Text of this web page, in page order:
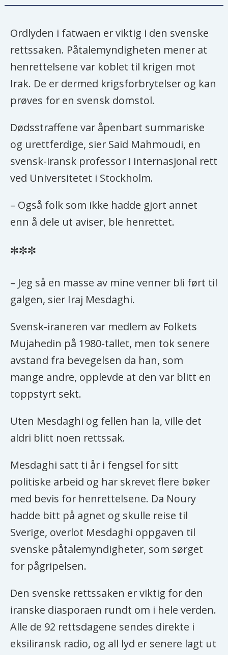
Den ble opprettet i 1965 da den
kjempet mot sjahens monarki.
Etter revolusjonen i 1979 vendte den
seg imot ayatollah Khomeinis
Bevegelsen beskyldes for væpnede
angrep med mange dødsofre i Iran.
Folkets Mujahedin hadde mange
sympatisører blant studenter i Iran.
Bevegelsen mistet likevel støtte da
den stilte seg på den irakiske
under krigen mot hjemlandet i
base i Irak.
Fordi Folkets Mujahedin sto bak et
stort antall angrep mot Iran fra Irak
i 1988, ga Khomeini ordre om
massehenrettelse av bevegelsens
mange fengslede sympatisører.
Lederen Massoud Rajavi er ikke blitt
sett siden USA invaderte Irak i 2003.
Bevegelsen er i ettertid ledet av
Folkets Mujahedin var
terrorstemplet i USA til 2012 og av
EU til 2009.
Medlemmer som bodde på basen i
Irak, har senere fått et fristed i
Albania.
eksil blir stadig mer sektlignende,
med en personkult rundt Rajavi. Det
er løgner det iranske regimet har
spredd, sier organisasjonen selv.
Ordlyden i fatwaen er viktig i den svenske
rettssaken. Påtalemyndigheten mener at
henrettelsene var koblet til krigen mot
Irak. De er dermed krigsforbrytelser og kan
prøves for en svensk domstol.
Dødsstraffene var åpenbart summariske
og urettferdige, sier Said Mahmoudi, en
svensk-iransk professor i internasjonal rett
ved Universitetet i Stockholm.
– Også folk som ikke hadde gjort annet
enn å dele ut aviser, ble henrettet.
***
– Jeg så en masse av mine venner bli ført til
galgen, sier Iraj Mesdaghi.
Svensk-iraneren var medlem av Folkets
Mujahedin på 1980-tallet, men tok senere
avstand fra bevegelsen da han, som
mange andre, opplevde at den var blitt en
toppstyrt sekt.
Uten Mesdaghi og fellen han la, ville det
aldri blitt noen rettssak.
Mesdaghi satt ti år i fengsel for sitt
politiske arbeid og har skrevet flere bøker
med bevis for henrettelsene. Da Noury
hadde bitt på agnet og skulle reise til
Sverige, overlot Mesdaghi oppgaven til
svenske påtalemyndigheter, som sørget
for pågripelsen.
Den svenske rettssaken er viktig for den
iranske diasporaen rundt om i hele verden.
Alle de 92 rettsdagene sendes direkte i
eksiliransk radio, og all lyd er senere lagt ut